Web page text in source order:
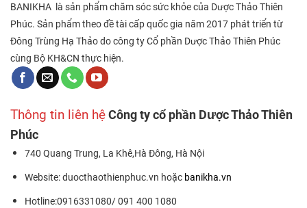
BANIKHA là sản phẩm chăm sóc sức khỏe của Dược Thảo Thiên
Phúc. Sản phẩm theo đề tài cấp quốc gia năm 2017 phát triển từ
Đông Trùng Hạ Thảo do công ty Cổ phần Dược Thảo Thiên Phúc
cùng Bộ KH&CN thực hiện.
Thông tin liên hệ Công ty cổ phần Dược Thảo Thiên
Phúc
740 Quang Trung, La Khê,Hà Đông, Hà Nội
Website: duocthaothienphuc.vn hoặc banikha.vn
Hotline:0916331080/ 091 400 1080